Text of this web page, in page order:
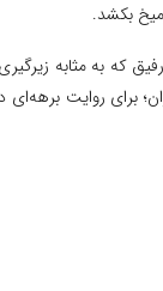
بکشد.
که به مثابه
برای روایت برهه‌ای